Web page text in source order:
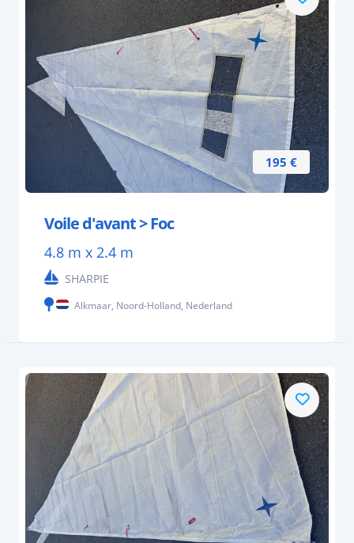
195 €
Voile d'avant > Foc
4.8 m x 2.4 m
SHARPIE
Alkmaar, Noord-Holland, Nederland